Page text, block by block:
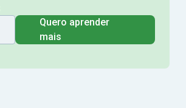
Quero aprender
mais